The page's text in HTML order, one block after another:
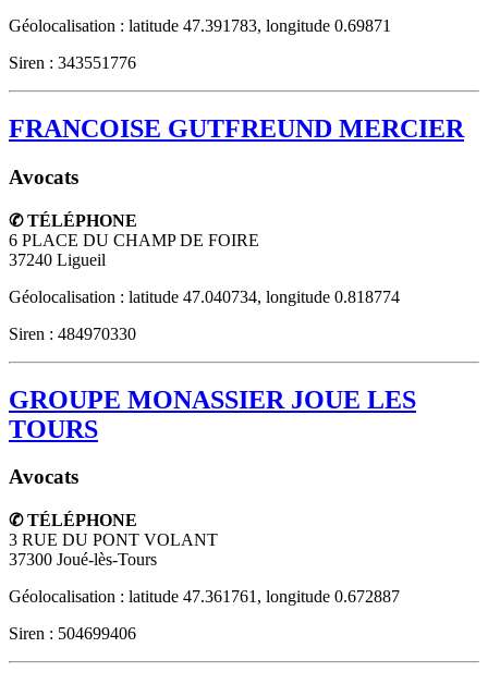
Géolocalisation : latitude 47.391783, longitude 0.69871
Siren : 343551776
FRANCOISE GUTFREUND MERCIER
Avocats
✆ TÉLÉPHONE
6 PLACE DU CHAMP DE FOIRE
37240 Ligueil
Géolocalisation : latitude 47.040734, longitude 0.818774
Siren : 484970330
GROUPE MONASSIER JOUE LES
TOURS
Avocats
✆ TÉLÉPHONE
3 RUE DU PONT VOLANT
37300 Joué-lès-Tours
Géolocalisation : latitude 47.361761, longitude 0.672887
Siren : 504699406